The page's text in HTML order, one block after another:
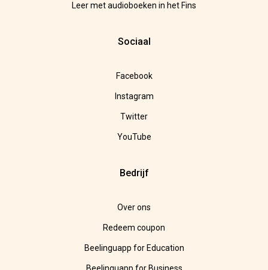
Leer met audioboeken in het Fins
Sociaal
Facebook
Instagram
Twitter
YouTube
Bedrijf
Over ons
Redeem coupon
Beelinguapp for Education